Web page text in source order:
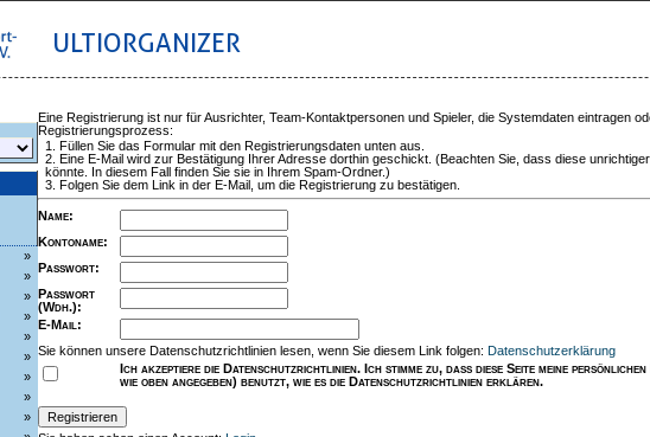
ULTIORGANIZER
»
»
»
»
»
»
»
»
»
Eine Registrierung ist nur für Ausrichter, Team-Kontaktpersonen und Spieler, die Systemdaten eintragen
Registrierungsprozess:
Füllen Sie das Formular mit den Registrierungsdaten unten aus.
Eine E-Mail wird zur Bestätigung Ihrer Adresse dorthin geschickt. (Beachten Sie, dass diese
könnte. In diesem Fall finden Sie sie in Ihrem Spam-Ordner.)
Folgen Sie dem Link in der E-Mail, um die Registrierung zu bestätigen.
Name:
Kontoname:
Passwort:
Passwort
(Wdh.):
E-Mail :
Sie können unsere Datenschutzrichtlinien lesen, wenn Sie diesem Link folgen: Datenschutzerklärung
Ich akzeptiere die Datenschutzrichtlinien. Ich stimme zu, dass diese Seite meine
wie oben angegeben) benutzt, wie es die Datenschutzrichtlinien erklären.